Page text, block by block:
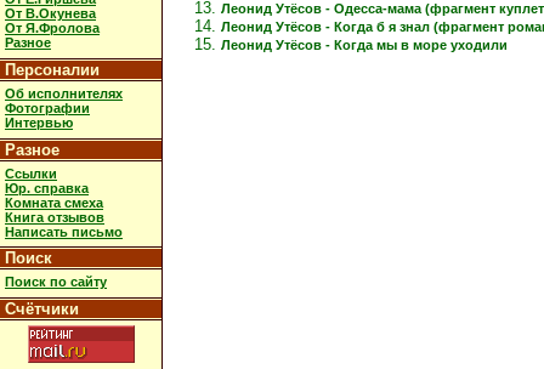
От В.Окунева
От Я.Фролова
Разное
Персоналии
Об исполнителях
Фотографии
Интервью
Разное
Ссылки
Юр. справка
Комната смеха
Книга отзывов
Написать письмо
Поиск
Поиск по сайту
Счётчики
Леонид Утёсов - Одесса-мама (фрагмент
Леонид Утёсов - Когда б я знал (фрагмент
Леонид Утёсов - Когда мы в море уходили